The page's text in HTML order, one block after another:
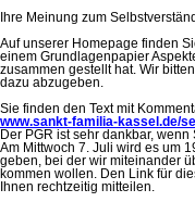
Ihre Meinung zum
Auf unserer Homepage finden
einem Grundlagenpapier
zusammen gestellt hat. Wir
dazu abzugeben.
Sie finden den Text mit
www.sankt-familia-kassel.de/
Der PGR ist sehr dankbar,
Am Mittwoch 7. Juli wird es um
geben, bei der wir miteinander
kommen wollen. Den Link für
Ihnen rechtzeitig mitteilen.